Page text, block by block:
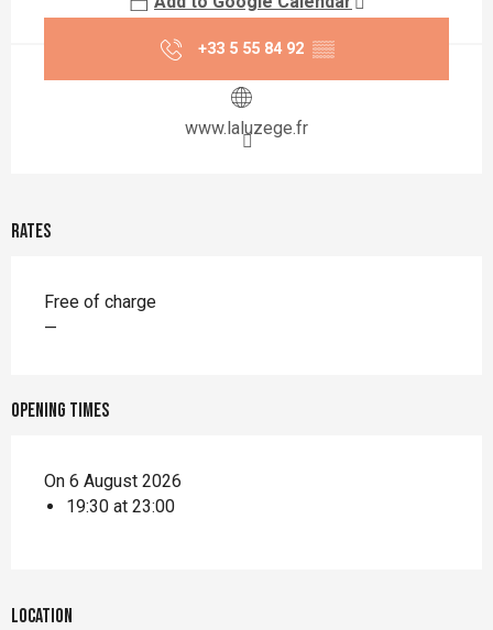
+33 5 55 84 92 ▒▒
www.laluzege.fr
Rates
Free of charge
—
Opening times
On 6 August 2026
19:30 at 23:00
Location